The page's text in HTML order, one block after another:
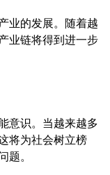
业的发展。随着越
业链将得到进一步
意识。当越来越多
将为社会树立榜
。